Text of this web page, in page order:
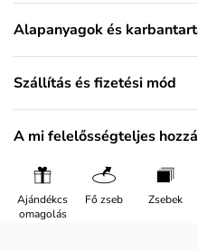
Alapanyagok és
Szállítás és fizetési mód
A mi felelősségteljes
Ajándékcs
omagolás
Fő zseb Zsebek